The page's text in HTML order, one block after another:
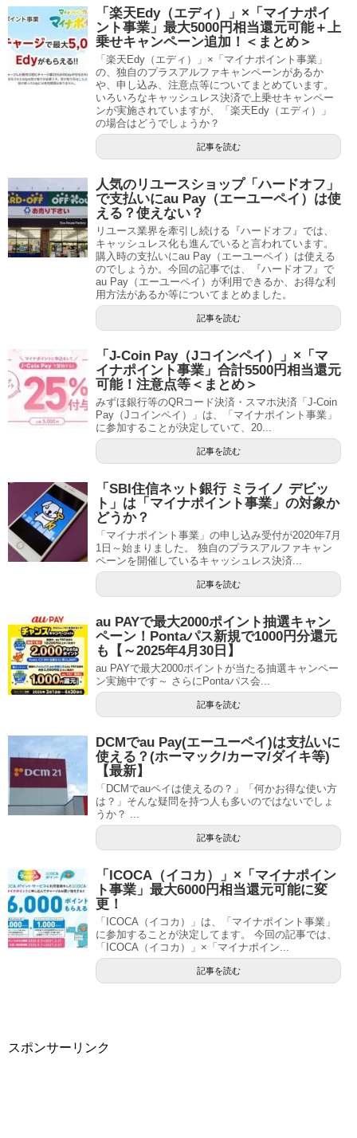
「楽天Edy（エディ）」×「マイナポイ
ント事業」最大5000円相当還元可能＋上
乗せキャンペーン追加！＜まとめ＞
「楽天Edy（エディ）」×「マイナポイント事業」
の、独自のプラスアルファキャンペーンがあるか
や、申し込み、注意点等についてまとめています。
いろいろなキャッシュレス決済で上乗せキャンペー
ンが実施されていますが、「楽天Edy（エディ）」
の場合はどうでしょうか？
記事を読む
人気のリユースショップ「ハードオフ」
で支払いにau Pay（エーユーペイ）は使
える？使えない？
リユース業界を牽引し続ける『ハードオフ』では、
キャッシュレス化も進んでいると言われています。
購入時の支払いにau Pay（エーユーペイ）は使える
のでしょうか。今回の記事では、『ハードオフ』で
au Pay（エーユーペイ）が利用できるか、お得な利
用方法があるか等についてまとめました。
記事を読む
「J-Coin Pay（Jコインペイ）」×「マ
イナポイント事業」合計5500円相当還元
可能！注意点等＜まとめ＞
みずほ銀行等のQRコード決済・スマホ決済「J-Coin
Pay（Jコインペイ）」は、「マイナポイント事業」
に参加することが決定していて、20...
記事を読む
「SBI住信ネット銀行 ミライノ デビッ
ト」は「マイナポイント事業」の対象か
どうか？
「マイナポイント事業」の申し込み受付が2020年7月
1日～始まりました。 独自のプラスアルファキャン
ペーンを開催しているキャッシュレス決済...
記事を読む
au PAYで最大2000ポイント抽選キャン
ペーン！Pontaパス新規で1000円分還元
も【～2025年4月30日】
au PAYで最大2000ポイントが当たる抽選キャンペー
ン実施中です～ さらにPontaパス会...
記事を読む
DCMでau Pay(エーユーペイ)は支払いに
使える？(ホーマック/カーマ/ダイキ等)
【最新】
「DCMでauペイは使えるの？」「何かお得な使い方
は？」そんな疑問を持つ人も多いのではないでしょ
うか？ ...
記事を読む
「ICOCA（イコカ）」×「マイナポイン
ト事業」最大6000円相当還元可能に変
更！
「ICOCA（イコカ）」は、「マイナポイント事業」
に参加することが決定してます。 今回の記事では、
「ICOCA（イコカ）」×「マイナポイン...
記事を読む
スポンサーリンク